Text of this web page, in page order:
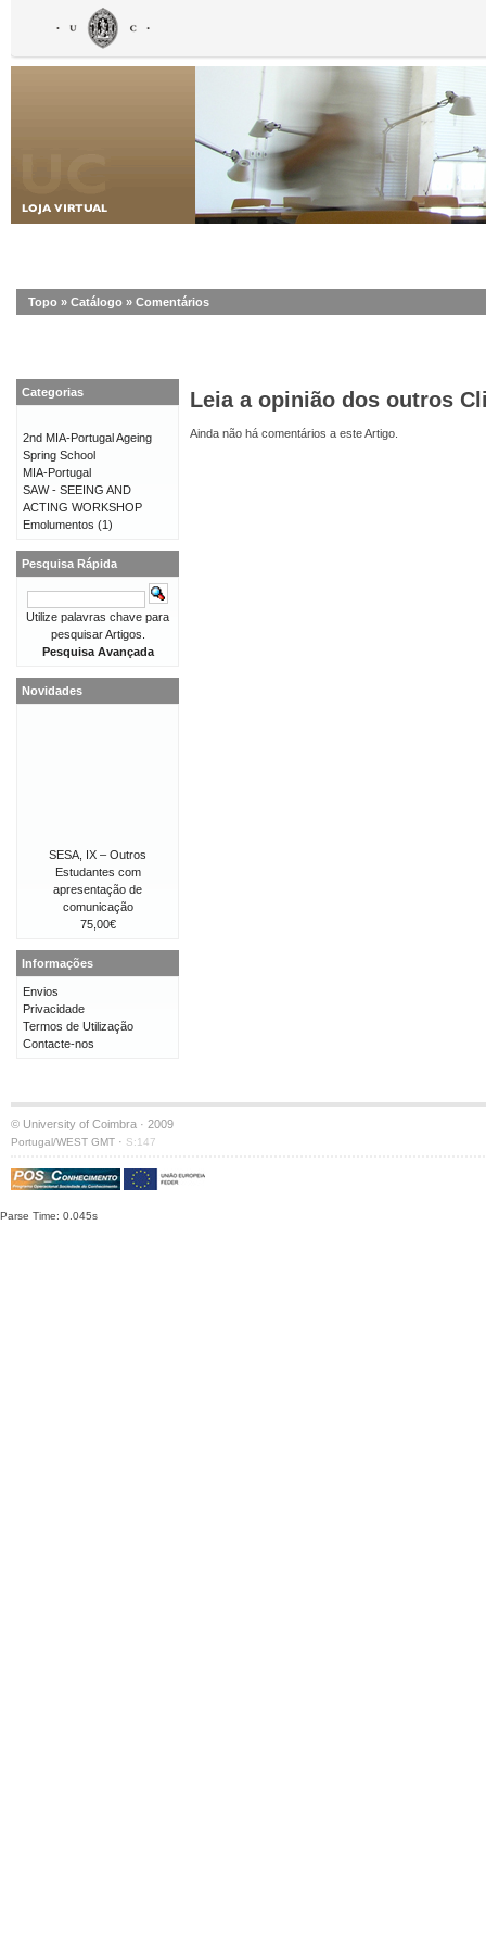
Topo » Catálogo » Comentários
Leia a opinião dos outros
Ainda não há comentários a este Artigo.
Categorias
2nd MIA-Portugal Ageing
Spring School
MIA-Portugal
SAW - SEEING AND
ACTING WORKSHOP
Emolumentos (1)
Pesquisa Rápida
Utilize palavras chave para
pesquisar Artigos.
Pesquisa Avançada
Novidades
SESA, IX – Outros
Estudantes com
apresentação de
comunicação
75,00€
Informações
Envios
Privacidade
Termos de Utilização
Contacte-nos
© University of Coimbra · 2009
Portugal/WEST GMT · S:147
Parse Time: 0.045s